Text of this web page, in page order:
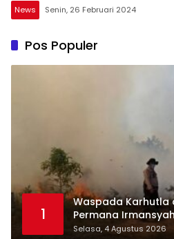
News Senin, 26 Februari 2024
Pos Populer
1
Waspada Karhutla
Permana
Berbasis Komunitas
Selasa, 4 Agustus 2026